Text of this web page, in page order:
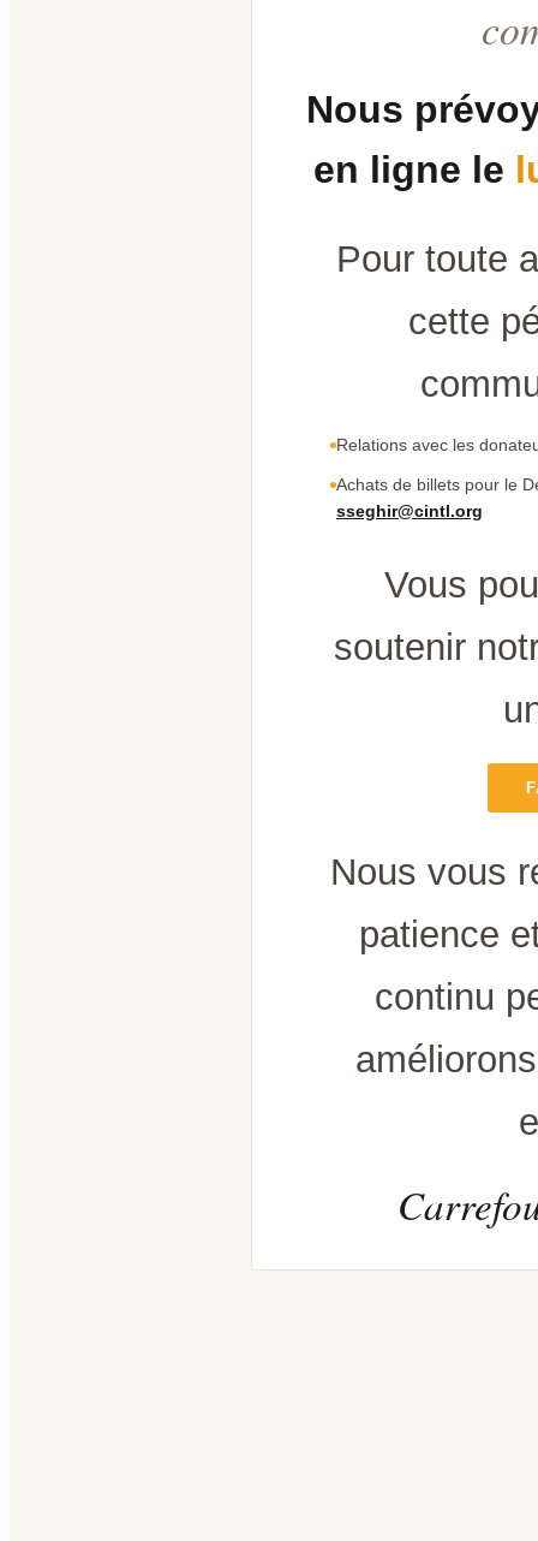
Nous
en ligne le
Pour toute
cette
Relations avec les
Achats de billets pour le
sseghir@cintl.org
Vous
soutenir
Nous vous
patience
continu